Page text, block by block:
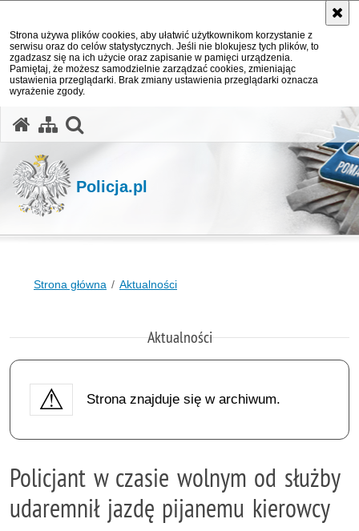
Strona używa plików cookies, aby ułatwić użytkownikom korzystanie z
serwisu oraz do celów statystycznych. Jeśli nie blokujesz tych plików, to
zgadzasz się na ich użycie oraz zapisanie w pamięci urządzenia.
Pamiętaj, że możesz samodzielnie zarządzać cookies, zmieniając
ustawienia przeglądarki. Brak zmiany ustawienia przeglądarki oznacza
wyrażenie zgody.
Policja.pl
Strona główna Aktualności
Aktualności
Strona znajduje się w archiwum.
Policjant w czasie wolnym od służby
udaremnił jazdę pijanemu kierowcy